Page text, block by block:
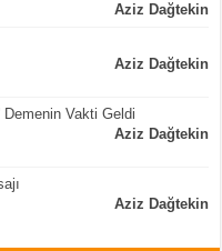
Aziz Dağtekin
Aziz Dağtekin
Demenin Vakti Geldi
Aziz Dağtekin
Aziz Dağtekin